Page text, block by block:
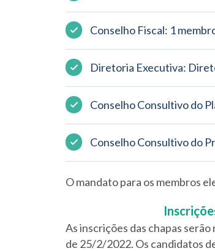
Conselho Fiscal: 1
Diretoria Executiva:
Conselho Consultivo do
Conselho Consultivo do
O mandato para os membros
As inscrições das chapas
de 25/2/2022. Os candidatos